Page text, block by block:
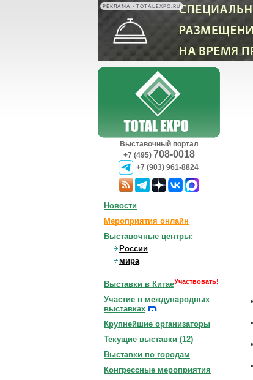
РЕКЛАМА • TOTALEXPO.RU
Выставочный портал
+7 (495) 708-0018
+7 (903) 961-8824
Новости
Мероприятия онлайн
Выставочные центры:
России
мира
Выставки в КитаеУчаствовать!
Участие в международных
выставках
Крупнейшие организаторы
Текущие выставки (12)
Выставки по городам
Конгрессные мероприятия